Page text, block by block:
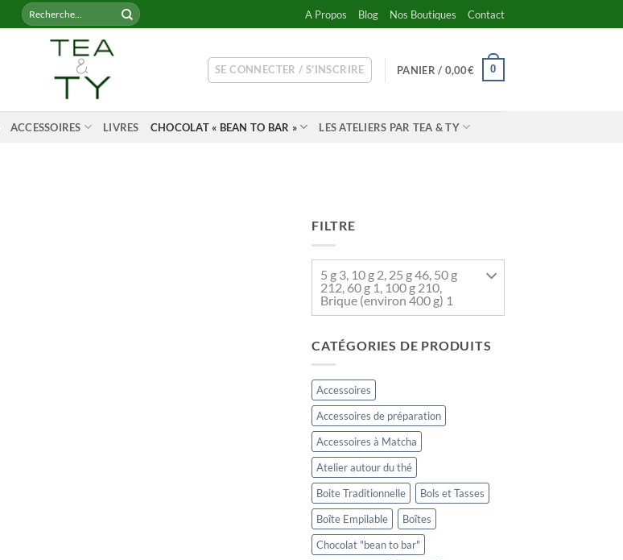
Recherche
pour :
A Propos Blog Nos Boutiques Contact
SE CONNECTER / S’INSCRIRE PANIER / 0,00€ 0
ACCESSOIRES LIVRES CHOCOLAT « BEAN TO BAR » LES ATELIERS PAR TEA & TY
FILTRE
5 g 3, 10 g 2, 25 g 46, 50 g
212, 60 g 1, 100 g 210,
Brique (environ 400 g) 1
CATÉGORIES DE PRODUITS
Accessoires
Accessoires de préparation
Accessoires à Matcha
Atelier autour du thé
Boite Traditionnelle
Bols et Tasses
Boîte Empilable
Boîtes
Chocolat "bean to bar"